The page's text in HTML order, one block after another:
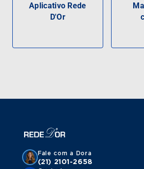
Aplicativo Rede
D'Or
Fale com a Dora
(21) 2101-2658